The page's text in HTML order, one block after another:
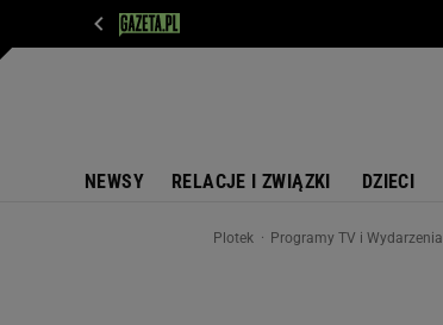
NEWSY RELACJE I ZWIĄZKI DZIECI
Plotek Programy TV i Wydarzenia